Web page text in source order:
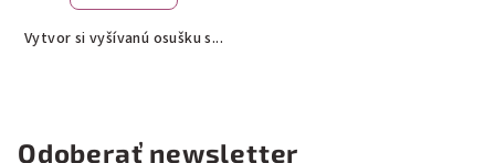
z
Vytvor si vyšívanú osušku s...
Odoberať newsletter